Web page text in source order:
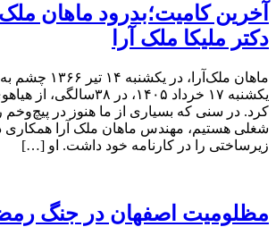
آخرین کامیت؛بدرود ماهان
دکتر ملیکا ملک آرا
ماهان ملک‌آرا، در
یکشنبه ۱۷ خرداد ۱۴۰۵، در
کرد. در سنی که بسیاری از ما هنوز در پیچ‌وخم
شغلی هستیم، مهندس ماهان ملک آرا همکاری
زیرساختی را در کارنامه خود داشت. او […]
مظلومیت اصفهان در جنگ